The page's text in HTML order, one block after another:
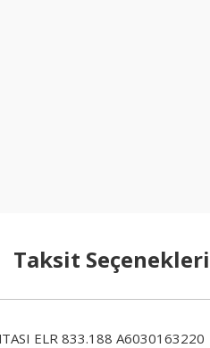
Taksit Seçenekleri
ELR 833.188 A6030163220